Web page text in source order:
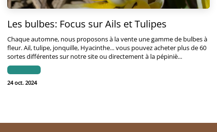
Les bulbes: Focus sur Ails et Tulipes
Chaque automne, nous proposons à la vente une gamme de bulbes à
fleur. Ail, tulipe, jonquille, Hyacinthe... vous pouvez acheter plus de 60
sortes différentes sur notre site ou directement à la pépiniè...
24 oct. 2024